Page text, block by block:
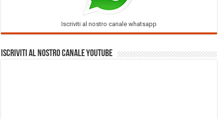
Iscriviti al nostro canale whatsapp
Iscriviti al nostro Canale Youtube